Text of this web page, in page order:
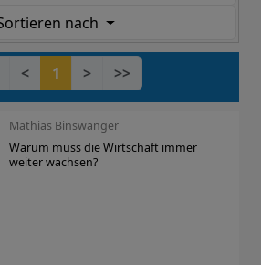
nach
< 1 > >>
Mathias Binswanger
Warum muss die Wirtschaft immer
weiter wachsen?